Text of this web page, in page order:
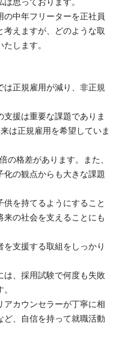
中年フリーターを正社員
考えますが、どのような取
します。
正規雇用が減り、非正規
援は重要な課題でありま
は正規雇用を希望していま
の格差があります。また、
の観点からも大きな課題
を持てるようにすること
の社会を支えることにも
支援する取組をしっかり
は、採用試験で何度も失敗
アカウンセラーが丁寧に相
ど、自信を持って就職活動